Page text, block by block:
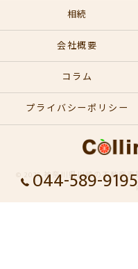
044-589-9195
相続
会社概要
コラム
プライバシーポリシー
© 2026 神奈川県川崎の不動産売